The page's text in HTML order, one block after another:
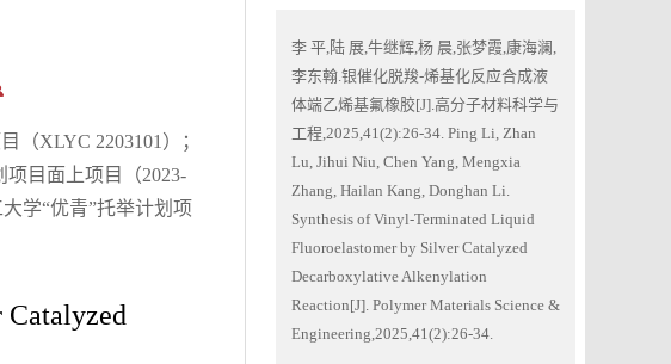
（XLYC 2203101）；
目面上项目（2023-
学“优青”托举计划项
李 平,陆 展,牛继辉,杨 晨,张梦霞,康海澜,
李东翰.银催化脱羧-烯基化反应合成液
体端乙烯基氟橡胶[J].高分子材料科学与
工程,2025,41(2):26-34. Ping Li, Zhan
Lu, Jihui Niu, Chen Yang, Mengxia
Zhang, Hailan Kang, Donghan Li.
Synthesis of Vinyl-Terminated Liquid
Fluoroelastomer by Silver Catalyzed
Decarboxylative Alkenylation
Reaction[J]. Polymer Materials Science &
Engineering,2025,41(2):26-34.